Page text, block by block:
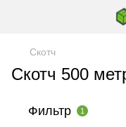
Скотч
Скотч 500
Фильтр 1